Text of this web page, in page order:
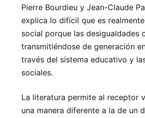
Pierre Bourdieu y Jean-Claude
explica lo difícil que es
social porque las desigualdades
transmitiéndose de generación
través del sistema educativo y
sociales.
La literatura permite al receptor
una manera diferente a la de un